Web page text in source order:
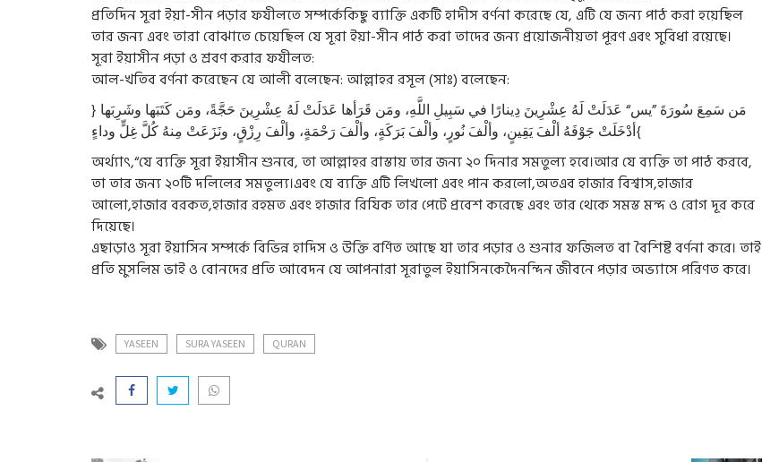
প্রতিদিন সূরা ইয়া-সীন পড়ার ফযীলতে সম্পর্কেকিছু ব্যাক্তি একটি হাদীস বর্ণনা করেছে যে, এটি যে জন্য পাঠ করা হয়েছিল
তার জন্য এবং তারা বোঝাতে চেয়েছিল যে সূরা ইয়া-সীন পাঠ করা তাদের জন্য প্রয়োজনীয়তা পূরণ এবং সুবিধা রয়েছে।
সূরা ইয়াসীন পড়া ও শ্রবণ করার ফযীলত:
আল-খতিব বর্ণনা করেছেন যে আলী বলেছেন: আল্লাহর রসূল (সাঃ) বলেছেন:
} مَن سَمِعَ سُورَةَ ”يس“ عَدَلَتْ لَهُ عِشْرِينَ دِينارًا في سَبِيلِ اللَّهِ، ومَن قَرَأها عَدَلَتْ لَهُ عِشْرِينَ حَجَّةً، ومَن كَتَبَها وشَرِبَها
أدْخَلَتْ جَوْفَهُ ألْفَ يَقِينٍ، وألْفَ نُورٍ، وألْفَ بَرَكَةٍ، وألْفَ رَحْمَةٍ، وألْفَ رِزْقٍ، ونَزَعَتْ مِنهُ كُلَّ غِلٍّ وداءٍ{
অর্থ্যাৎ,“যে ব্যক্তি সূরা ইয়াসীন শুনবে, তা আল্লাহর রাস্তায় তার জন্য ২০ দিনার সমতুল্য হবে।আর যে ব্যক্তি তা পাঠ করবে,
তা তার জন্য ২০টি দলিলের সমতুল্য।এবং যে ব্যক্তি এটি লিখলো এবং পান করলো,অতএব হাজার বিশ্বাস,হাজার
আলো,হাজার বরকত,হাজার রহমত এবং হাজার রিযিক তার পেটে প্রবেশ করেছে এবং তার থেকে সমস্ত মন্দ ও রোগ দূর করে
দিয়েছে।
এছাড়াও সূরা ইয়াসিন সম্পর্কে বিভিন্ন হাদিস ও উক্তি বর্ণিত আছে যা তার পড়ার ও শুনার ফজিলত বা বৈশিষ্ট বর্ণনা করে। তাই
প্রতি মুসলিম ভাই ও বোনদের প্রতি আবেদন যে আপনারা সূরাতুল ইয়াসিনকেদৈনন্দিন জীবনে পড়ার অভ্যাসে পরিণত করে।
YASEEN SURA YASEEN QURAN